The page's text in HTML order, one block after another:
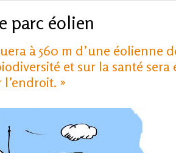
parc éolien
à 560 m d’une éolienne
et sur la santé sera
»